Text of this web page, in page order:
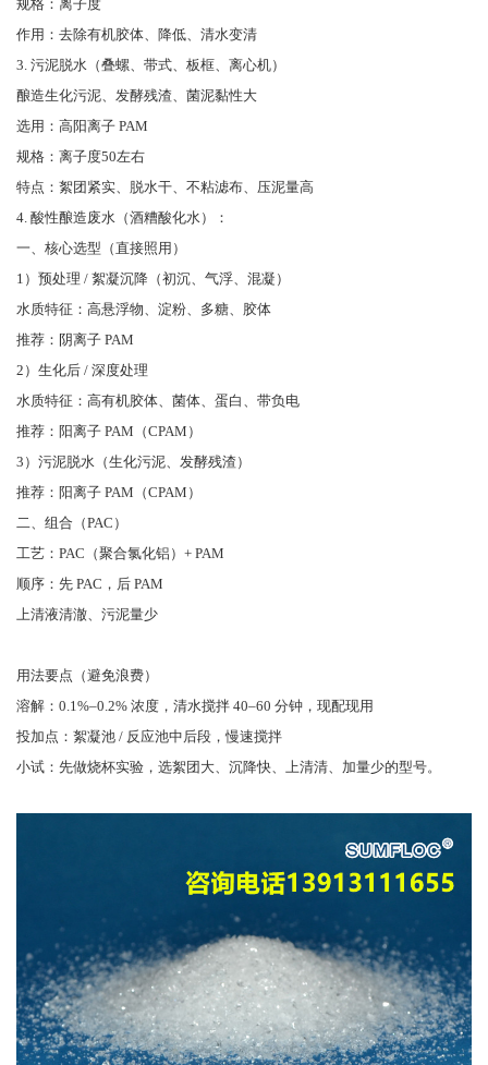
规格：离子度
作用：去除有机胶体、降低、清水变清
3. 污泥脱水（叠螺、带式、板框、离心机）
酿造生化污泥、发酵残渣、菌泥黏性大
选用：高阳离子 PAM
规格：离子度50左右
特点：絮团紧实、脱水干、不粘滤布、压泥量高
4. 酸性酿造废水（酒糟酸化水）：
一、核心选型（直接照用）
1）预处理 / 絮凝沉降（初沉、气浮、混凝）
水质特征：高悬浮物、淀粉、多糖、胶体
推荐：阴离子 PAM
2）生化后 / 深度处理
水质特征：高有机胶体、菌体、蛋白、带负电
推荐：阳离子 PAM（CPAM）
3）污泥脱水（生化污泥、发酵残渣）
推荐：阳离子 PAM（CPAM）
二、组合（PAC）
工艺：PAC（聚合氯化铝）+ PAM
顺序：先 PAC，后 PAM
上清液清澈、污泥量少
用法要点（避免浪费）
溶解：0.1%–0.2% 浓度，清水搅拌 40–60 分钟，现配现用
投加点：絮凝池 / 反应池中后段，慢速搅拌
小试：先做烧杯实验，选絮团大、沉降快、上清清、加量少的型号。